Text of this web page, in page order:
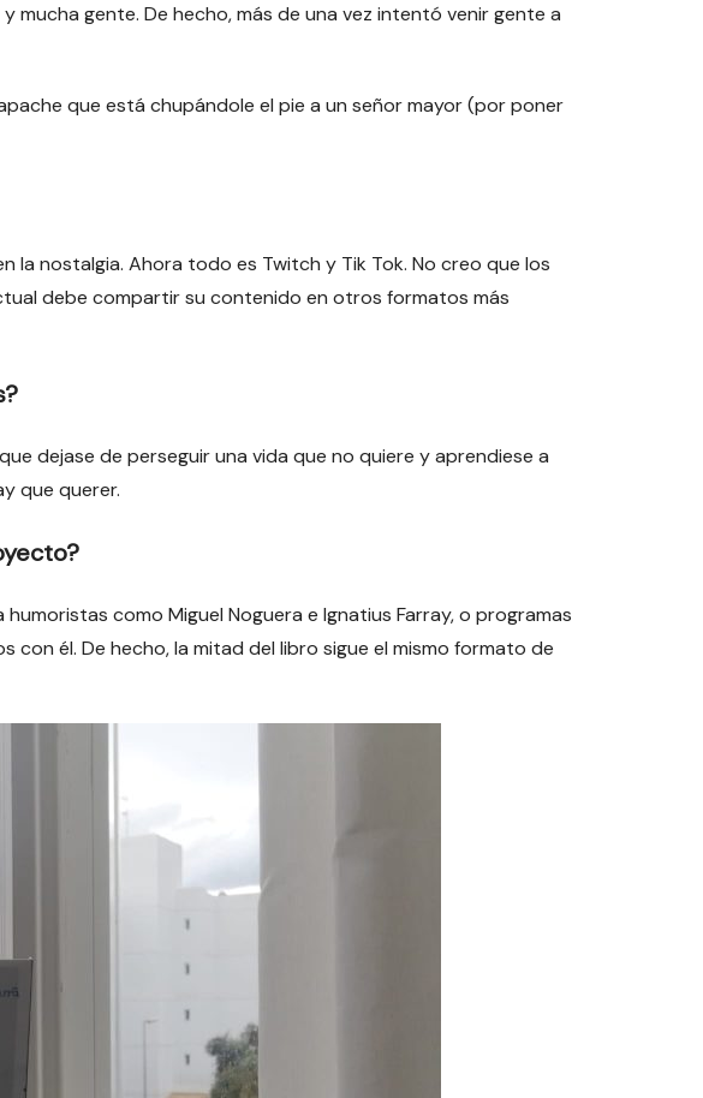
gente. De hecho, más de una vez intentó venir gente a
que está chupándole el pie a un señor mayor (por poner
la nostalgia. Ahora todo es Twitch y Tik Tok. No creo que los
debe compartir su contenido en otros formatos más
dejase de perseguir una vida que no quiere y aprendiese a
que querer.
como Miguel Noguera e Ignatius Farray, o programas
él. De hecho, la mitad del libro sigue el mismo formato de